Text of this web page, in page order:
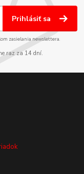
Prihlásiť sa
zasielania newslettera.
raz za 14 dní.